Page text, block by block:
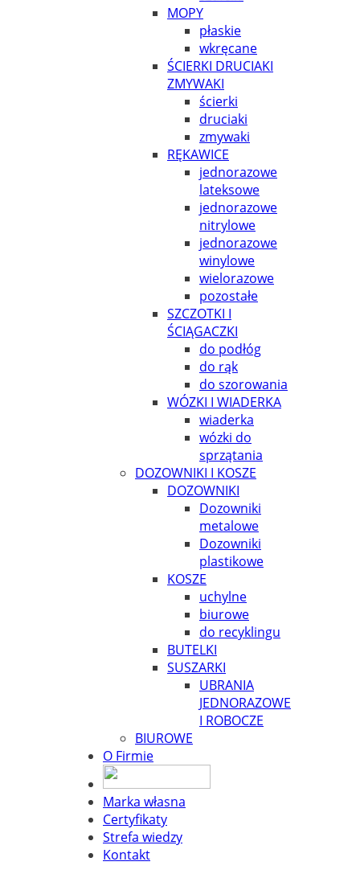
MOPY
płaskie
wkręcane
ŚCIERKI DRUCIAKI
ZMYWAKI
ścierki
druciaki
zmywaki
RĘKAWICE
jednorazowe
lateksowe
jednorazowe
nitrylowe
jednorazowe
winylowe
wielorazowe
pozostałe
SZCZOTKI I
ŚCIĄGACZKI
do podłóg
do rąk
do szorowania
WÓZKI I WIADERKA
wiaderka
wózki do
sprzątania
DOZOWNIKI I KOSZE
DOZOWNIKI
Dozowniki
metalowe
Dozowniki
plastikowe
KOSZE
uchylne
biurowe
do recyklingu
BUTELKI
SUSZARKI
UBRANIA
JEDNORAZOWE
I ROBOCZE
BIUROWE
O Firmie
Marka własna
Certyfikaty
Strefa wiedzy
Kontakt